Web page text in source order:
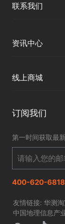
精准农业
数字施工
地灾监测
智慧交通
智慧海洋
智慧农业
智慧林草
投资者关系
联系我们
申请成为伙伴
资讯中心
线上商城
订阅我们
第一时间获取最
400-620-6818
友情链接:华测
中国地理信息产